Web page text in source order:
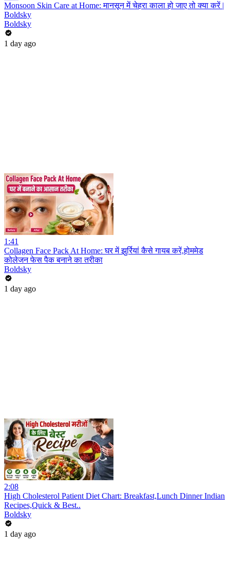
Monsoon Skin Care at Home: मानसून में चेहरा काला हो जाए तो क्या करें |
Boldsky
Boldsky
1 day ago
1:41
Collagen Face Pack At Home: घर में झुर्रियां कैसे गायब करें,होममेड
कोलेजन फेस पैक बनाने का तरीका
Boldsky
1 day ago
2:08
High Cholesterol Patient Diet Chart: Breakfast,Lunch Dinner Indian
Recipes,Quick & Best..
Boldsky
1 day ago